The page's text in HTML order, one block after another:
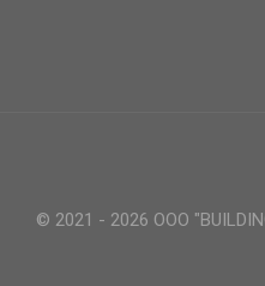
© 2021 - 2026 ООО